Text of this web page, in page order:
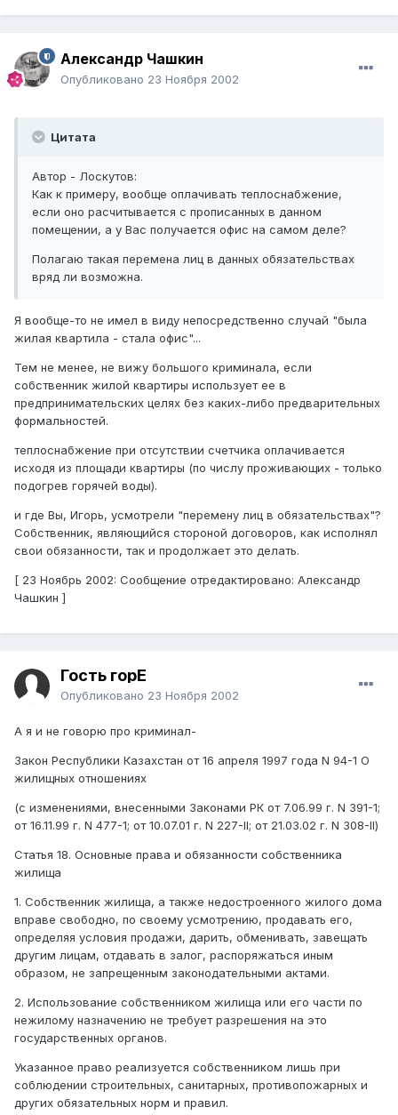
Александр Чашкин
Опубликовано 23 Ноября 2002
Цитата
Автор - Лоскутов:
Как к примеру, вообще оплачивать теплоснабжение,
если оно расчитывается с прописанных в данном
помещении, а у Вас получается офис на самом деле?
Полагаю такая перемена лиц в данных обязательствах
вряд ли возможна.
Я вообще-то не имел в виду непосредственно случай "была
жилая квартила - стала офис"...
Тем не менее, не вижу большого криминала, если
собственник жилой квартиры использует ее в
предпринимательских целях без каких-либо предварительных
формальностей.
теплоснабжение при отсутствии счетчика оплачивается
исходя из площади квартиры (по числу проживающих - только
подогрев горячей воды).
и где Вы, Игорь, усмотрели "перемену лиц в обязательствах"?
Собственник, являющийся стороной договоров, как исполнял
свои обязанности, так и продолжает это делать.
[ 23 Ноябрь 2002: Сообщение отредактировано: Александр
Чашкин ]
Гость горЕ
Опубликовано 23 Ноября 2002
А я и не говорю про криминал-
Закон Республики Казахстан от 16 апреля 1997 года N 94-1 О
жилищных отношениях
(с изменениями, внесенными Законами РК от 7.06.99 г. N 391-1;
от 16.11.99 г. N 477-1; от 10.07.01 г. N 227-II; от 21.03.02 г. N 308-II)
Статья 18. Основные права и обязанности собственника
жилища
1. Собственник жилища, а также недостроенного жилого дома
вправе свободно, по своему усмотрению, продавать его,
определяя условия продажи, дарить, обменивать, завещать
другим лицам, отдавать в залог, распоряжаться иным
образом, не запрещенным законодательными актами.
2. Использование собственником жилища или его части по
нежилому назначению не требует разрешения на это
государственных органов.
Указанное право реализуется собственником лишь при
соблюдении строительных, санитарных, противопожарных и
других обязательных норм и правил.